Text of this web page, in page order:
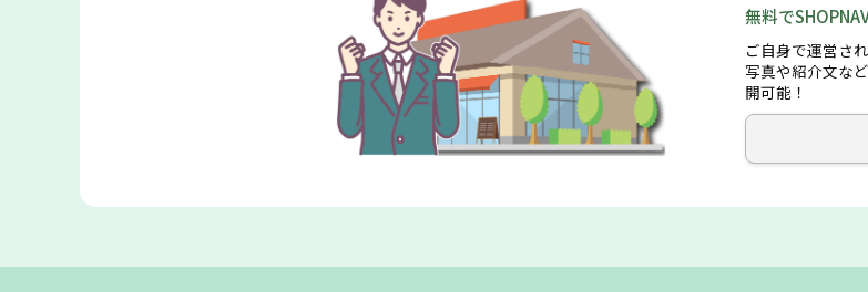
無料で
ご自身で運営さ
写真や紹介文な
開可能！